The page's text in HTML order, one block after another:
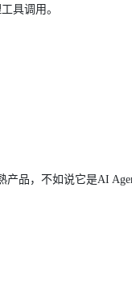
具调用。
产品，不如说它是AI